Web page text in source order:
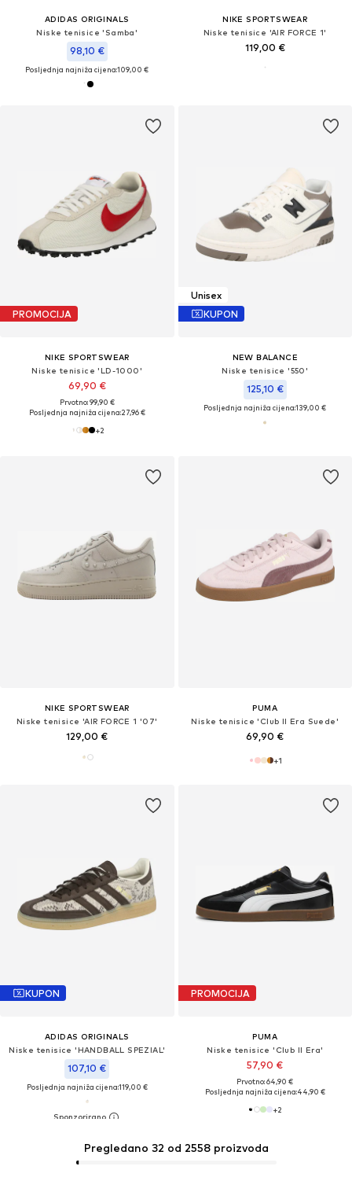
ADIDAS ORIGINALS
Niske tenisice 'Samba'
98,10 €
Posljednja najniža cijena:109,00 €
NIKE SPORTSWEAR
Niske tenisice 'AIR FORCE 1'
119,00 €
PROMOCIJA
NIKE SPORTSWEAR
Niske tenisice 'LD-1000'
69,90 €
Prvotno: 99,90 €
Posljednja najniža cijena:27,96 €
+2
Unisex
KUPON
NEW BALANCE
Niske tenisice '550'
125,10 €
Posljednja najniža cijena:139,00 €
NIKE SPORTSWEAR
Niske tenisice 'AIR FORCE 1 '07'
129,00 €
PUMA
Niske tenisice 'Club II Era Suede'
69,90 €
+1
KUPON
ADIDAS ORIGINALS
Niske tenisice 'HANDBALL SPEZIAL'
107,10 €
Posljednja najniža cijena:119,00 €
PROMOCIJA
PUMA
Niske tenisice 'Club II Era'
57,90 €
Prvotno: 64,90 €
Posljednja najniža cijena:44,90 €
+2
Pregledano 32 od 2558 proizvoda